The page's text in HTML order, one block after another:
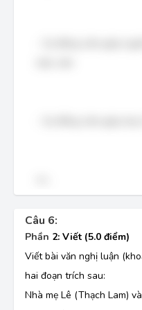
Câu 6:
Phần 2: Viết (5.0 điểm)
Viết bài văn nghị luận
hai đoạn trích sau:
Nhà mẹ Lê (Thạch Lam)